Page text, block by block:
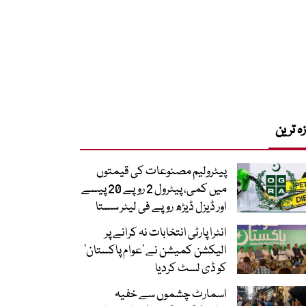
ترین
پیٹرولیم مصنوعات کی قیمتوں
میں کمی، پیٹرول 2 روپے 20 پیسے
اور ڈیزل ڈیڑھ روپے فی لیٹر سستا
انٹرا پارٹی انتخابات نہ کرانے پر
الیکشن کمیشن نے ’عوام پاکستان‘
کو ڈی لسٹ کردیا
اسمارٹ چشموں سے خفیہ